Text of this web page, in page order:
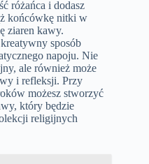
różańca i dodasz
końcówkę nitki w
ziaren kawy.
sposób
napoju. Nie
ale również może
i refleksji. Przy
możesz stworzyć
który będzie
religijnych